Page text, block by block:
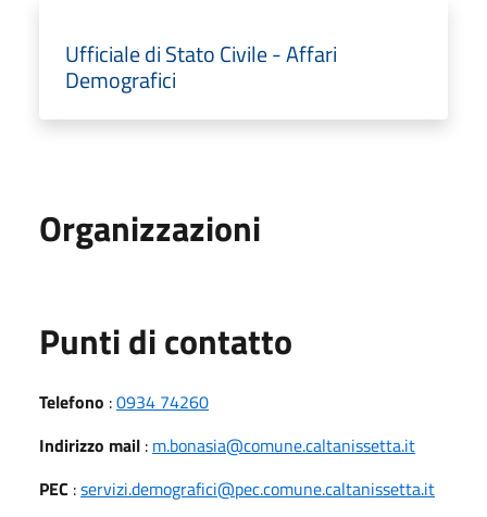
Ufficiale di Stato Civile - Affari
Demografici
Organizzazioni
Punti di contatto
Telefono :0934 74260
Indirizzo mail : m.bonasia@comune.caltanissetta.it
PEC :servizi.demografici@pec.comune.caltanissetta.it